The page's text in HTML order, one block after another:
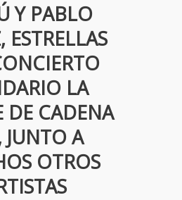
Y PABLO
ESTRELLAS
LA
DE CADENA
JUNTO A
OTROS